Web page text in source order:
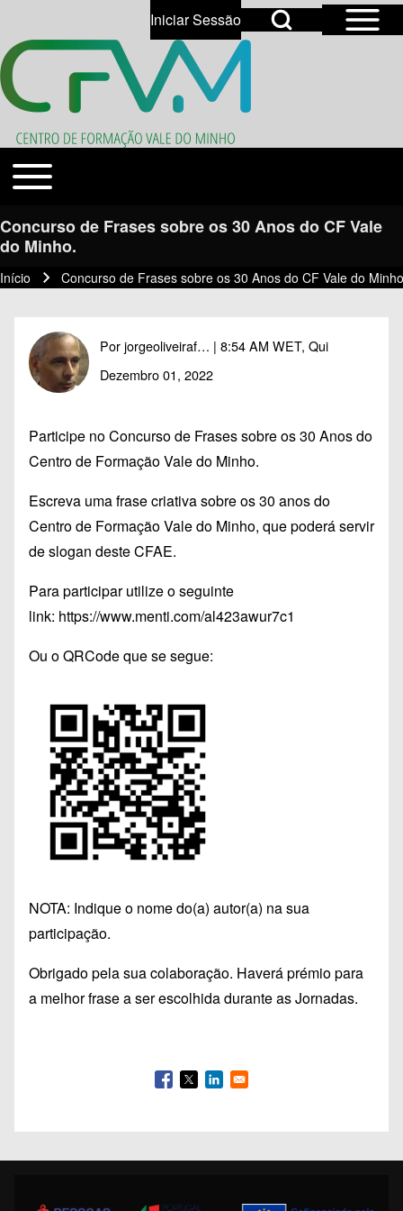
Close search
Search
Open Sidebar
Open Search Block
User account menu
Iniciar SessãoOpen login dialog
Temas
Toggle main menu
Concurso de Frases sobre os 30 Anos do CF Vale
do Minho.
Navegação estrutural
Início Concurso de Frases sobre os 30 Anos do CF Vale do
Porjorgeoliveiraf… | 8:54 AM WET, Qui
Dezembro 01, 2022
Participe no Concurso de Frases sobre os 30 Anos do
Centro de Formação Vale do Minho.
Escreva uma frase criativa sobre os 30 anos do
Centro de Formação Vale do Minho, que poderá servir
de slogan deste CFAE.
Para participar utilize o seguinte
link: https://www.menti.com/al423awur7c1
Ou o QRCode que se segue:
NOTA: Indique o nome do(a) autor(a) na sua
participação.
Obrigado pela sua colaboração. Haverá prémio para
a melhor frase a ser escolhida durante as Jornadas.